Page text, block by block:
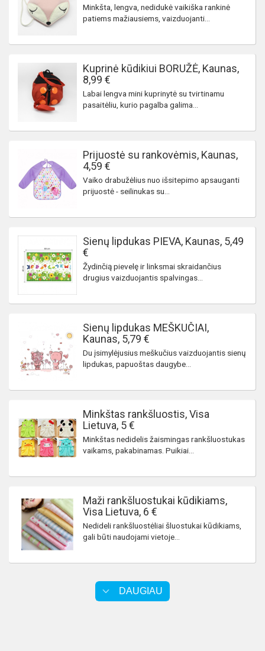
Minkšta, lengva, nedidukė vaikiška rankinė
patiems mažiausiems, vaizduojanti...
Kuprinė kūdikiui BORUŽĖ, Kaunas,
8,99 €
Labai lengva mini kuprinytė su tvirtinamu
pasaitėliu, kurio pagalba galima...
Prijuostė su rankovėmis, Kaunas,
4,59 €
Vaiko drabužėlius nuo išsitepimo apsauganti
prijuostė - seilinukas su...
Sienų lipdukas PIEVA, Kaunas, 5,49
€
Žydinčią pievelę ir linksmai skraidančius
drugius vaizduojantis spalvingas...
Sienų lipdukas MEŠKUČIAI,
Kaunas, 5,79 €
Du įsimylėjusius meškučius vaizduojantis sienų
lipdukas, papuoštas daugybe...
Minkštas rankšluostis, Visa
Lietuva, 5 €
Minkštas nedidelis žaismingas rankšluostukas
vaikams, pakabinamas. Puikiai...
Maži rankšluostukai kūdikiams,
Visa Lietuva, 6 €
Nedideli rankšluostėliai šluostukai kūdikiams,
gali būti naudojami vietoje...
DAUGIAU